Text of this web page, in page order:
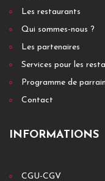
Les restaurants
Qui sommes-nous ?
Les partenaires
Services pour les
Programme de
Contact
INFORMATIONS
CGU-CGV